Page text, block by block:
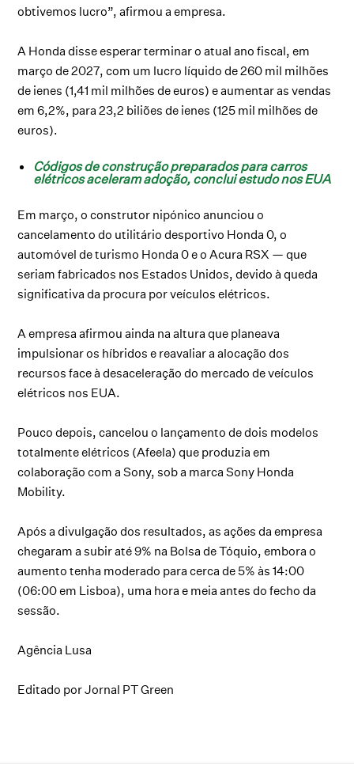
obtivemos lucro”, afirmou a empresa.
A Honda disse esperar terminar o atual ano fiscal, em
março de 2027, com um lucro líquido de 260 mil milhões
de ienes (1,41 mil milhões de euros) e aumentar as vendas
em 6,2%, para 23,2 biliões de ienes (125 mil milhões de
euros).
Códigos de construção preparados para carros
elétricos aceleram adoção, conclui estudo nos EUA
Em março, o construtor nipónico anunciou o
cancelamento do utilitário desportivo Honda 0, o
automóvel de turismo Honda 0 e o Acura RSX — que
seriam fabricados nos Estados Unidos, devido à queda
significativa da procura por veículos elétricos.
A empresa afirmou ainda na altura que planeava
impulsionar os híbridos e reavaliar a alocação dos
recursos face à desaceleração do mercado de veículos
elétricos nos EUA.
Pouco depois, cancelou o lançamento de dois modelos
totalmente elétricos (Afeela) que produzia em
colaboração com a Sony, sob a marca Sony Honda
Mobility.
Após a divulgação dos resultados, as ações da empresa
chegaram a subir até 9% na Bolsa de Tóquio, embora o
aumento tenha moderado para cerca de 5% às 14:00
(06:00 em Lisboa), uma hora e meia antes do fecho da
sessão.
Agência Lusa
Editado por Jornal PT Green